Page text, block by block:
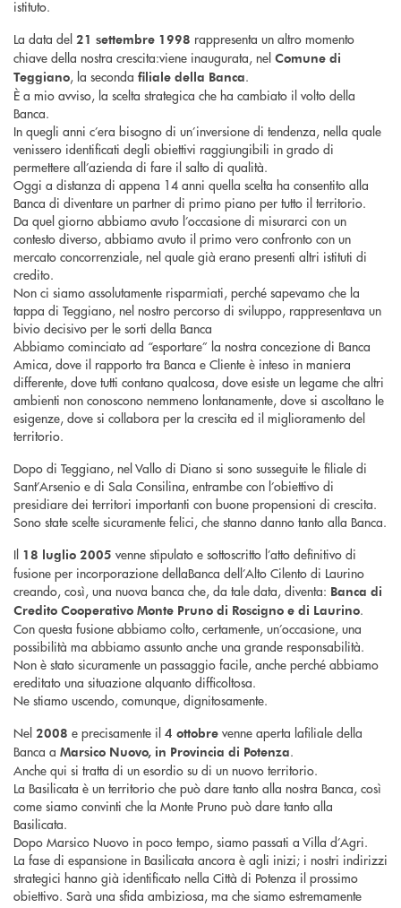
istituto.
La data del 21 settembre 1998 rappresenta un altro momento
chiave della nostra crescita:viene inaugurata, nel Comune di
Teggiano, la seconda filiale della Banca.
È a mio avviso, la scelta strategica che ha cambiato il volto della
Banca.
In quegli anni c’era bisogno di un’inversione di tendenza, nella quale
venissero identificati degli obiettivi raggiungibili in grado di
permettere all’azienda di fare il salto di qualità.
Oggi a distanza di appena 14 anni quella scelta ha consentito alla
Banca di diventare un partner di primo piano per tutto il territorio.
Da quel giorno abbiamo avuto l’occasione di misurarci con un
contesto diverso, abbiamo avuto il primo vero confronto con un
mercato concorrenziale, nel quale già erano presenti altri istituti di
credito.
Non ci siamo assolutamente risparmiati, perché sapevamo che la
tappa di Teggiano, nel nostro percorso di sviluppo, rappresentava un
bivio decisivo per le sorti della Banca
Abbiamo cominciato ad “esportare” la nostra concezione di Banca
Amica, dove il rapporto tra Banca e Cliente è inteso in maniera
differente, dove tutti contano qualcosa, dove esiste un legame che altri
ambienti non conoscono nemmeno lontanamente, dove si ascoltano le
esigenze, dove si collabora per la crescita ed il miglioramento del
territorio.
Dopo di Teggiano, nel Vallo di Diano si sono susseguite le filiale di
Sant’Arsenio e di Sala Consilina, entrambe con l’obiettivo di
presidiare dei territori importanti con buone propensioni di crescita.
Sono state scelte sicuramente felici, che stanno danno tanto alla Banca.
Il 18 luglio 2005 venne stipulato e sottoscritto l’atto definitivo di
fusione per incorporazione dellaBanca dell’Alto Cilento di Laurino
creando, così, una nuova banca che, da tale data, diventa: Banca di
Credito Cooperativo Monte Pruno di Roscigno e di Laurino.
Con questa fusione abbiamo colto, certamente, un’occasione, una
possibilità ma abbiamo assunto anche una grande responsabilità.
Non è stato sicuramente un passaggio facile, anche perché abbiamo
ereditato una situazione alquanto difficoltosa.
Ne stiamo uscendo, comunque, dignitosamente.
Nel 2008 e precisamente il 4 ottobre venne aperta lafiliale della
Banca a Marsico Nuovo, in Provincia di Potenza.
Anche qui si tratta di un esordio su di un nuovo territorio.
La Basilicata è un territorio che può dare tanto alla nostra Banca, così
come siamo convinti che la Monte Pruno può dare tanto alla
Basilicata.
Dopo Marsico Nuovo in poco tempo, siamo passati a Villa d’Agri.
La fase di espansione in Basilicata ancora è agli inizi; i nostri indirizzi
strategici hanno già identificato nella Città di Potenza il prossimo
obiettivo. Sarà una sfida ambiziosa, ma che siamo estremamente